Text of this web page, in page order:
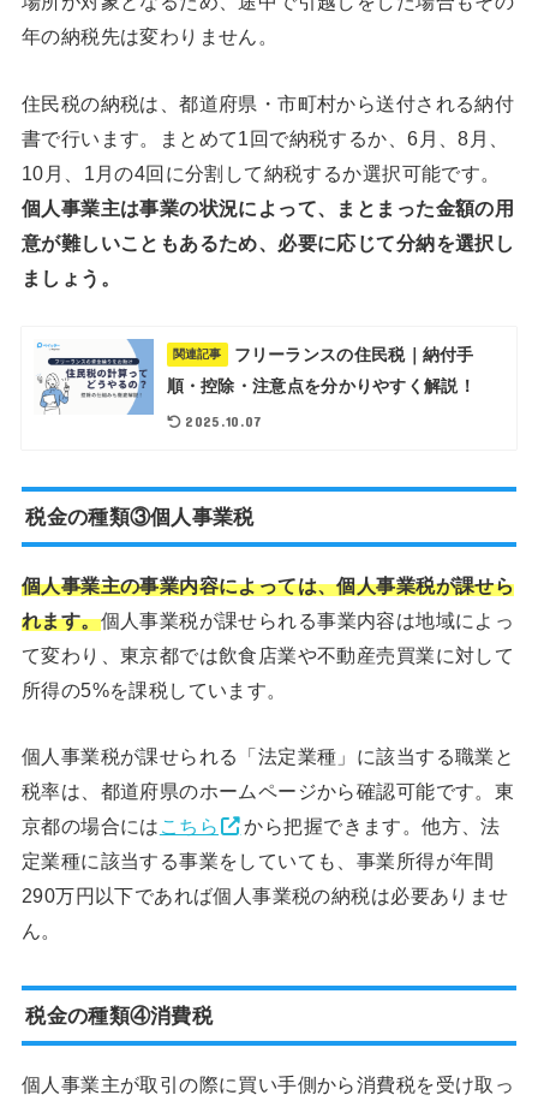
年の納税先は変わりません。
住民税の納税は、都道府県・市町村から送付される納付
書で行います。まとめて1回で納税するか、6月、8月、
10月、1月の4回に分割して納税するか選択可能です。
個人事業主は事業の状況によって、まとまった金額の用
意が難しいこともあるため、必要に応じて分納を選択し
ましょう。
関連記事
フリーランスの住民税｜納付手
順・控除・注意点を分かりやすく解説！
2025.10.07
税金の種類③個人事業税
個人事業主の事業内容によっては、個人事業税が課せら
れます。個人事業税が課せられる事業内容は地域によっ
て変わり、東京都では飲食店業や不動産売買業に対して
所得の5%を課税しています。
個人事業税が課せられる「法定業種」に該当する職業と
税率は、都道府県のホームページから確認可能です。東
京都の場合には こちら
から把握できます。他方、法
定業種に該当する事業をしていても、事業所得が年間
290万円以下であれば個人事業税の納税は必要ありませ
ん。
税金の種類④消費税
個人事業主が取引の際に買い手側から消費税を受け取っ